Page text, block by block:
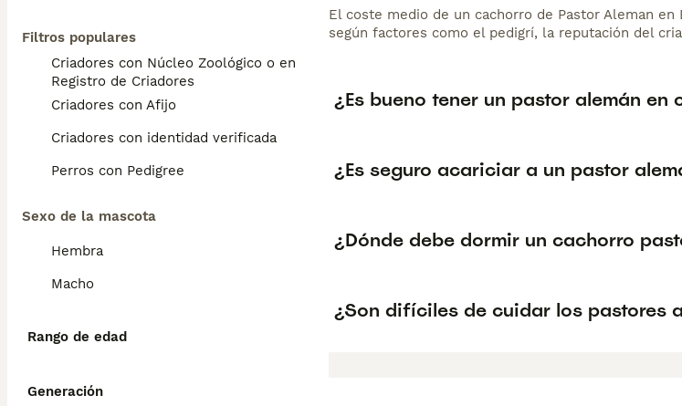
Filtros populares
Criadores con Núcleo Zoológico o en el
Registro de Criadores
Criadores con Afijo
Criadores con identidad verificada
Perros con Pedigree
Sexo de la mascota
Hembra
Macho
Rango de edad
Generación
El coste medio de un cachorro de Pastor Aleman
según factores como el pedigrí, la reputación del
¿Es bueno tener un pastor alemán en
¿Es seguro acariciar a un pastor
¿Dónde debe dormir un cachorro
¿Son difíciles de cuidar los pastores